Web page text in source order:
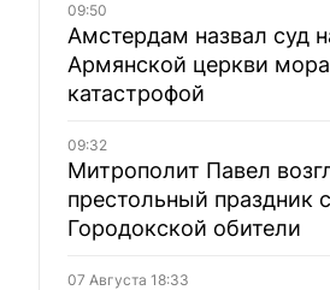
09:50
Амстердам назвал суд
Армянской церкви
катастрофой
09:32
Митрополит Павел
престольный праздник
Городокской обители
07 Августа 18:33